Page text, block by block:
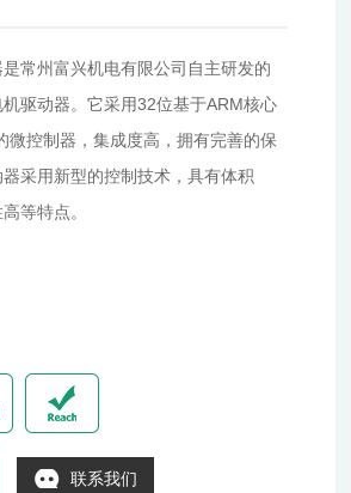
常州富兴机电有限公司自主研发的
驱动器。它采用32位基于ARM核心
微控制器，集成度高，拥有完善的保
采用新型的控制技术，具有体积
等特点。
联系我们